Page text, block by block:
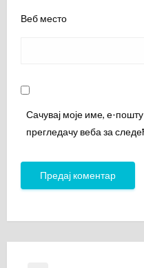
Веб место
Сачувај моје име, е-
прегледачу веба за